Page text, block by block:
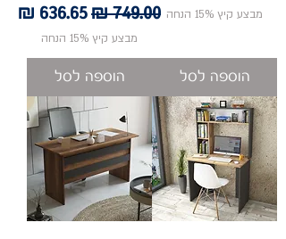
מבצע קיץ 15% הנחה
הוספה לסל
מחיר רגילמחיר
מבצע קיץ 15% הנחה
הוספה לסל